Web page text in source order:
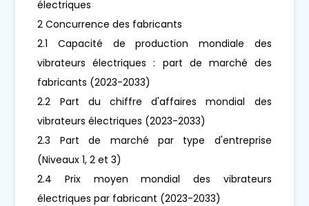
électriques
2 Concurrence des fabricants
2.1 Capacité de production mondiale des
vibrateurs électriques : part de marché des
fabricants (2023-2033)
2.2 Part du chiffre d'affaires mondial des
vibrateurs électriques (2023-2033)
2.3 Part de marché par type d'entreprise
(Niveaux 1, 2 et 3)
2.4 Prix moyen mondial des vibrateurs
électriques par fabricant (2023-2033)